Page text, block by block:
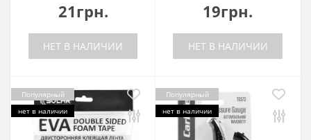
21грн.
НЕТ В НАЛИЧИИ
19грн.
НЕТ В НАЛИЧИИ
Популярный
нет в наличии
Популярный
нет в наличии